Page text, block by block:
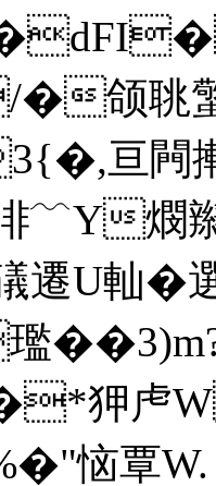
颌聎蟼
亘闁摲
﹋Y燘
U軕�
狎虍
恼覃